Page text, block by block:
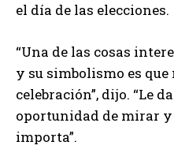
el día de las elecciones.
“Una de las cosas
y su simbolismo es
celebración”, dijo. “Le
oportunidad de mirar y
importa”.